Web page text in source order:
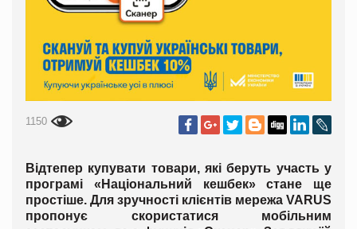
1150
Відтепер купувати товари, які беруть участь у
програмі «Національний кешбек» стане ще
простіше. Для зручності клієнтів мережа VARUS
пропонує скористатися мобільним